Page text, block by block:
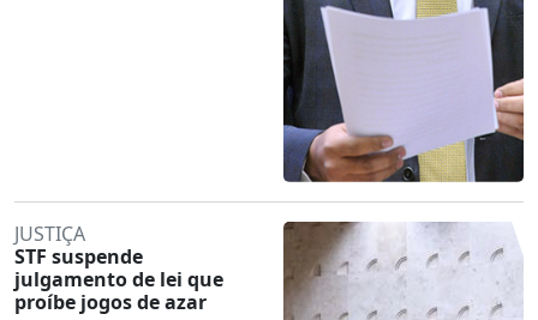
JUSTIÇA
STF suspende
julgamento de lei que
proíbe jogos de azar